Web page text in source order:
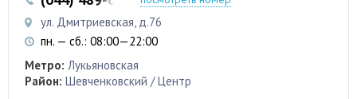
ул. Дмитриевская, д.76
пн. — сб.: 08:00—22:00
Метро: Лукьяновская
Район: Шевченковский / Центр